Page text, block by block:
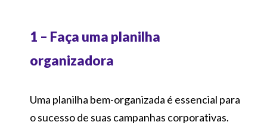
1 – Faça uma planilha
organizadora
Uma planilha bem-organizada é essencial para
o sucesso de suas campanhas corporativas.